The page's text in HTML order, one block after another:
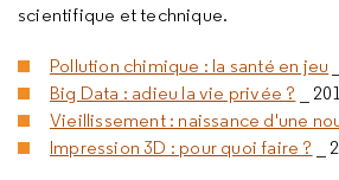
scientifique et technique.
Pollution chimique : la santé en jeu
Big Data : adieu la vie privée ? _
Vieillissement : naissance d'une
Impression 3D : pour quoi faire ? _